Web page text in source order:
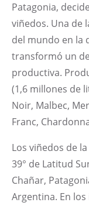
Patagonia,
viñedos. Una de
del mundo en la
transformó un
productiva.
(1,6 millones de
Noir, Malbec,
Franc,
Los viñedos de
39° de Latitud
Chañar,
Argentina. En